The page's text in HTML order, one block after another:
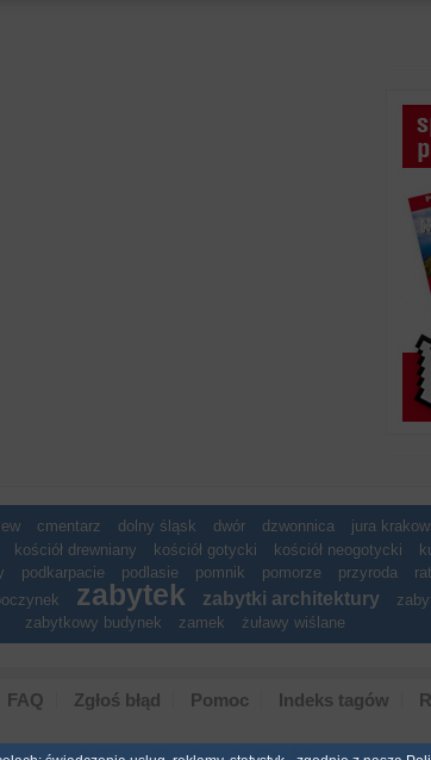
cmentarz dolny śląsk dwór dzwonnica jura
kościół drewniany kościół gotycki kościół neogotycki
podkarpacie podlasie pomnik pomorze przyroda
zabytek zabytki architektury
zabytkowy budynek
zamek żuławy wiślane
FAQ Zgłoś błąd Pomoc Indeks tagów
Copyright © 2007 Polska Niezwyk�a